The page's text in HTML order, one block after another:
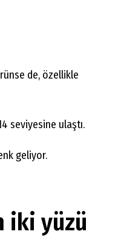
de, özellikle
seviyesine ulaştı.
geliyor.
iki yüzü